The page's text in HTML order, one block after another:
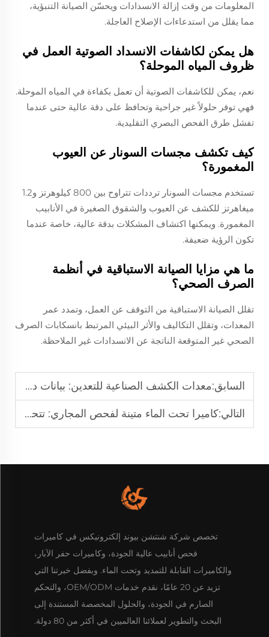
المعلومات من وقت إزالة الانسدادات ويحسّن الصيانة التنبؤية،
مما يقلل من استدعاءات الإصلاح العاجلة.
هل يمكن لكاشفات الانسداد الصوتية العمل في
ظروف المياه الموحلة؟
نعم، يمكن للكاشفات الصوتية أن تعمل بكفاءة في المياه الموحلة.
فهي توفر حلولاً غير جراحية وتحافظ على دقة عالية حتى عندما
تفشل طرق الفحص البصري التقليدية.
كيف تكشف مجسات السونار عن العيوب
المغمورة؟
تستخدم مجسات السونار ترددات تتراوح بين 800 كيلوهرتز و1.2
ميغاهرتز للكشف عن العيوب والشقوق الصغيرة في الأنابيب
المغمورة. ويمكنها اكتشاف المشكلات بدقة عالية، خاصة عندما
تكون الرؤية ضعيفة.
ما هي مزايا الصيانة الاستباقية في أنظمة
الصرف الصحي؟
تقلل الصيانة الاستباقية من التوقف عن العمل، وتمدد عمر
المعدات، وتقلل التكاليف والأثر البيئي المرتبط بانسكابات الصرف
الصحي غير المتوقعة الناتجة عن الانسدادات غير الملاحظة.
السابق:معدات الكشف الصناعية للتعدين: بيانات دقيقة لدعم تخطيط التعدين
التالي:كاميرا تحت الماء متينة لفحص المجاري: تتحمل الطين والمجاري
تخصص شركة شنتشن بيوند إلكترونيكس في كاميرات
فحص أنابيب عالية الجودة، وكاميرات حفر الآبار،
والكاميرات القابلة للتمديد وتحت الماء. وبفضل خبرتنا التي
تزيد عن 20 عامًا، نقدم خدمات OEM/ODM، والتحكم
الصارم في الجودة، والحلول المخصصة المستندة إلى
البحث والتطوير لعملائنا العالميين في أكثر من 80 دولة.